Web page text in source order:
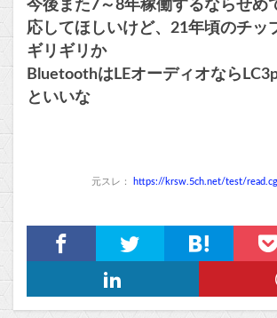
今後また7～8年稼働するならせめ
応してほしいけど、21年頃のチッ
ギリギリか
BluetoothはLEオーディオなら
といいな
元スレ： https://krsw.5ch.net/test/